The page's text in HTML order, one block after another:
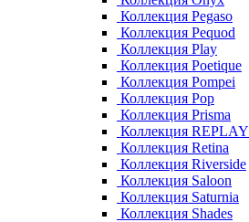
Коллекция Pegaso
Коллекция Pequod
Коллекция Play
Коллекция Poetique
Коллекция Pompei
Коллекция Pop
Коллекция Prisma
Коллекция REPLAY
Коллекция Retina
Коллекция Riverside
Коллекция Saloon
Коллекция Saturnia
Коллекция Shades